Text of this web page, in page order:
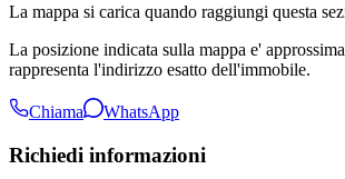
La mappa si carica quando raggiungi questa
La posizione indicata sulla mappa e'
rappresenta l'indirizzo esatto dell'immobile.
Chiama WhatsApp
Richiedi informazioni